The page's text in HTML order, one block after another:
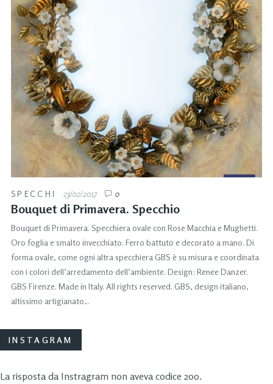
SPECCHI 23/02/2017 0
Bouquet di Primavera. Specchio
Bouquet di Primavera. Specchiera ovale con Rose Macchia e Mughetti.
Oro foglia e smalto invecchiato. Ferro battuto e decorato a mano. Di
forma ovale, come ogni altra specchiera GBS è su misura e coordinata
con i colori dell’arredamento dell’ambiente. Design: Renee Danzer.
GBS Firenze. Made in Italy. All rights reserved. GBS, design italiano,
altissimo artigianato…
INSTAGRAM
La risposta da Instragram non aveva codice 200.